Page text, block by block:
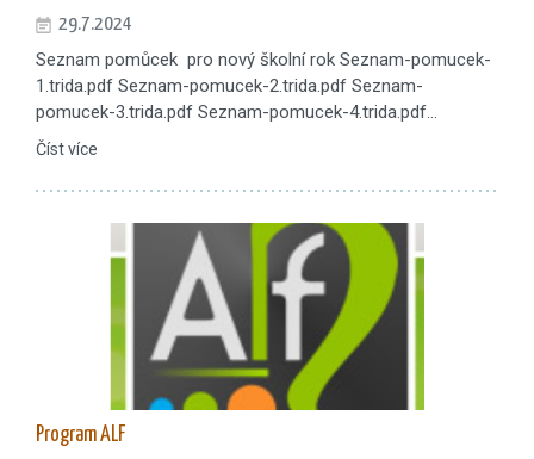
29.7.2024
Seznam pomůcek pro nový školní rok Seznam-pomucek-
1.trida.pdf Seznam-pomucek-2.trida.pdf Seznam-
pomucek-3.trida.pdf Seznam-pomucek-4.trida.pdf…
Číst více
Program ALF